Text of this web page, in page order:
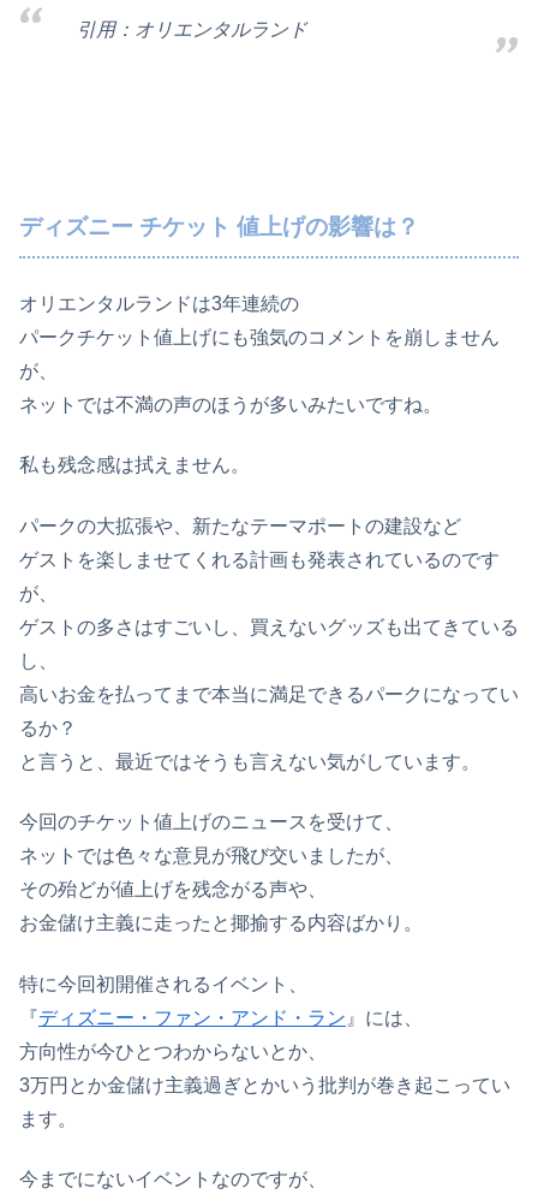
引用：オリエンタルランド
ディズニー チケット 値上げの影響は？
オリエンタルランドは3年連続の
パークチケット値上げにも強気のコメントを崩しません
が、
ネットでは不満の声のほうが多いみたいですね。
私も残念感は拭えません。
パークの大拡張や、新たなテーマポートの建設など
ゲストを楽しませてくれる計画も発表されているのです
が、
ゲストの多さはすごいし、買えないグッズも出てきている
し、
高いお金を払ってまで本当に満足できるパークになってい
るか？
と言うと、最近ではそうも言えない気がしています。
今回のチケット値上げのニュースを受けて、
ネットでは色々な意見が飛び交いましたが、
その殆どが値上げを残念がる声や、
お金儲け主義に走ったと揶揄する内容ばかり。
特に今回初開催されるイベント、
『ディズニー・ファン・アンド・ラン 』には、
方向性が今ひとつわからないとか、
3万円とか金儲け主義過ぎとかいう批判が巻き起こってい
ます。
今までにないイベントなのですが、